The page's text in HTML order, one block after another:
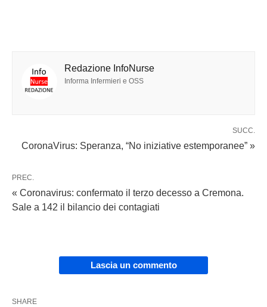
Redazione InfoNurse
Informa Infermieri e OSS
SUCC.
CoronaVirus: Speranza, “No iniziative estemporanee” »
PREC.
« Coronavirus: confermato il terzo decesso a Cremona.
Sale a 142 il bilancio dei contagiati
Lascia un commento
SHARE